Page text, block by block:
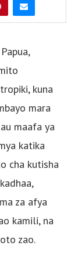
kuna
mara
maafa ya
katika
cha kutisha
za afya
kamili, na
zao.